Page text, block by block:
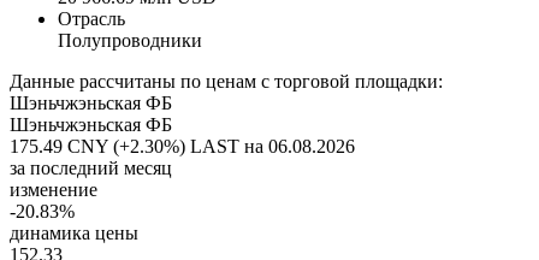
Отрасль
Полупроводники
Данные рассчитаны по ценам с торговой площадки:
Шэньчжэньская ФБ
Шэньчжэньская ФБ
175.49 CNY (+2.30%) LAST на 06.08.2026
за последний месяц
изменение
-20.83%
динамика цены
152.33